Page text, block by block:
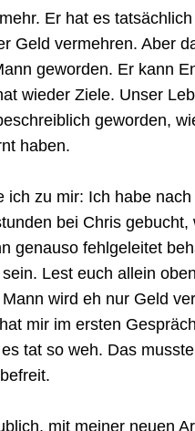
Er hat es
Geld vermehren. Aber
geworden. Er kann
wieder Ziele. Unser
geworden,
haben.
ich zu mir: Ich habe
bei Chris
genauso fehlgeleitet
Lest euch allein
Mann wird eh nur Geld
mir im ersten
tat so weh. Das
mit meiner neuen